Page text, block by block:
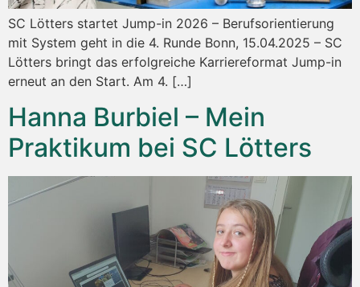
SC Lötters startet Jump-in 2026 – Berufsorientierung
mit System geht in die 4. Runde Bonn, 15.04.2025 – SC
Lötters bringt das erfolgreiche Karriereformat Jump-in
erneut an den Start. Am 4. […]
Hanna Burbiel – Mein
Praktikum bei SC Lötters